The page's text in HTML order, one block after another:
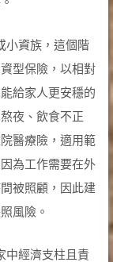
小資族，這個階
型保險，以相對
給家人更安穩的
夜、飲食不正
醫療險，適用範
為工作需要在外
被照顧，因此建
風險。
中經濟支柱且責